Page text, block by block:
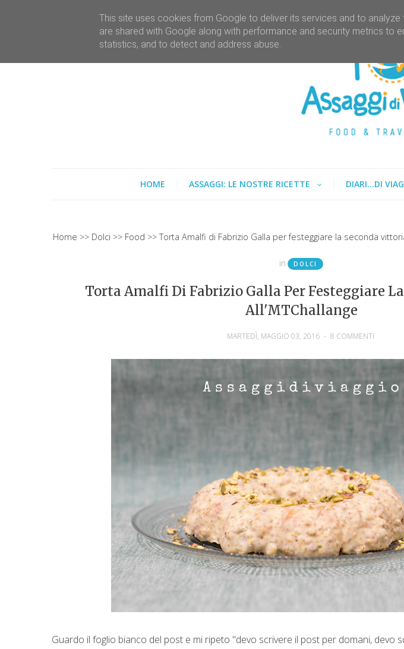
HOME ASSAGGI: LE NOSTRE RICETTE DIARI...DI
Home Dolci Food Torta Amalfi di Fabrizio Galla per festeggiare la seconda
in DOLCI
Torta Amalfi Di Fabrizio Galla Per Festeggiare
All'MTChallange
MARTEDÌ, MAGGIO 03, 2016 - 8 COMMENTI
Guardo il foglio bianco del post e mi ripeto "devo scrivere il post per domani, devo
This site uses cookies from Google to deliver its services and to
are shared with Google along with performance and security metrics to
statistics, and to detect and address abuse.